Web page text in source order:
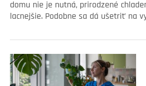
domu nie je nutná, prirodzené
lacnejšie. Podobne sa dá ušetriť na